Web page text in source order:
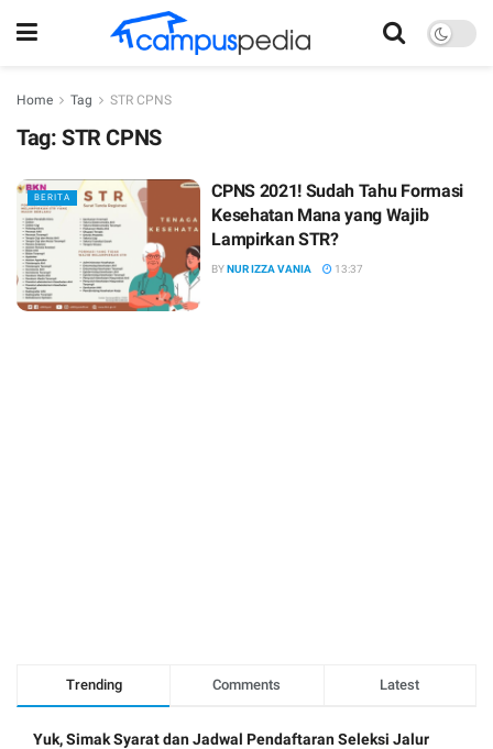
Home Tag STR CPNS
Tag: STR CPNS
BERITA
CPNS 2021! Sudah Tahu Formasi
Kesehatan Mana yang Wajib
Lampirkan STR?
BYNUR IZZA VANIA 13:37
Trending Comments Latest
Yuk, Simak Syarat dan Jadwal Pendaftaran Seleksi Jalur